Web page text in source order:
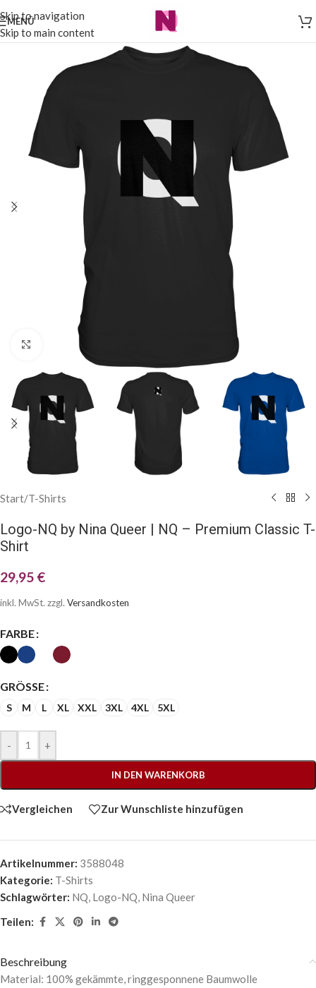
Skip to navigation
Skip to main content
MENÜ
Klick zum Vergrößern
Start/T-Shirts
Logo-NQ by Nina Queer | NQ – Premium Classic T-
Shirt
29,95 €
inkl. MwSt. zzgl. Versandkosten
FARBE
GRÖSSE
S M L XL XXL 3XL 4XL 5XL
- +
IN DEN WARENKORB
Vergleichen Zur Wunschliste hinzufügen
Artikelnummer: 3588048
Kategorie: T-Shirts
Schlagwörter: NQ, Logo-NQ, Nina Queer
Teilen:
Beschreibung
Material: 100% gekämmte, ringgesponnene Baumwolle